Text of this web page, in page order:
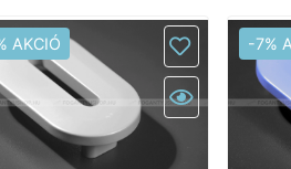
AKCIÓ -7%